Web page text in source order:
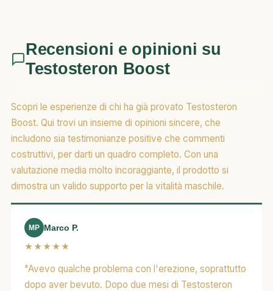
Recensioni e opinioni su
Testosteron Boost
Scopri le esperienze di chi ha già provato Testosteron
Boost. Qui trovi un insieme di opinioni sincere, che
includono sia testimonianze positive che commenti
costruttivi, per darti un quadro completo. Con una
valutazione media molto incoraggiante, il prodotto si
dimostra un valido supporto per la vitalità maschile.
MP Marco P.
★★★★★
"Avevo qualche problema con l'erezione, soprattutto
dopo aver bevuto. Dopo due mesi di Testosteron